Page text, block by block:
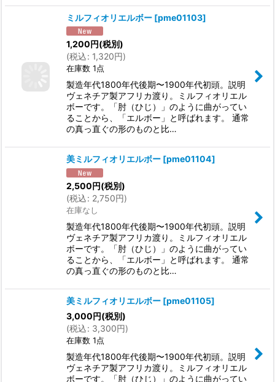
ミルフィオリエルボー [pme01103]
1,200 円(税別)
(税込: 1,320円)
在庫数 1点
製造年代1800年代後期〜1900年代初頭。説明
ヴェネチア製アフリカ渡り。ミルフィオリエル
ボーです。「肘（ひじ）」のように曲がってい
ることから、「エルボー」と呼ばれます。 通常
の真っ直ぐの形のものと比…
美ミルフィオリエルボー [pme01104]
2,500円(税別)
(税込: 2,750円)
在庫なし
製造年代1800年代後期〜1900年代初頭。説明
ヴェネチア製アフリカ渡り。ミルフィオリエル
ボーです。「肘（ひじ）」のように曲がってい
ることから、「エルボー」と呼ばれます。 通常
の真っ直ぐの形のものと比…
美ミルフィオリエルボー [pme01105]
3,000円(税別)
(税込: 3,300円)
在庫数 1点
製造年代1800年代後期〜1900年代初頭。説明
ヴェネチア製アフリカ渡り。ミルフィオリエル
ボーです。「肘（ひじ）」のように曲がってい